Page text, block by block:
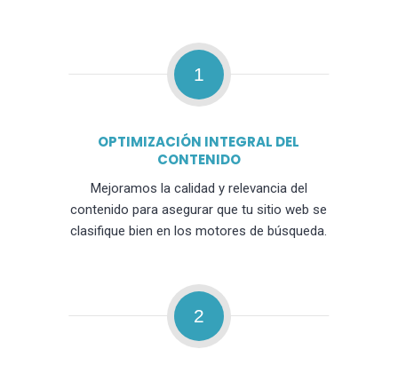
1
OPTIMIZACIÓN INTEGRAL DEL
CONTENIDO
Mejoramos la calidad y relevancia del
contenido para asegurar que tu sitio web se
clasifique bien en los motores de búsqueda.
2